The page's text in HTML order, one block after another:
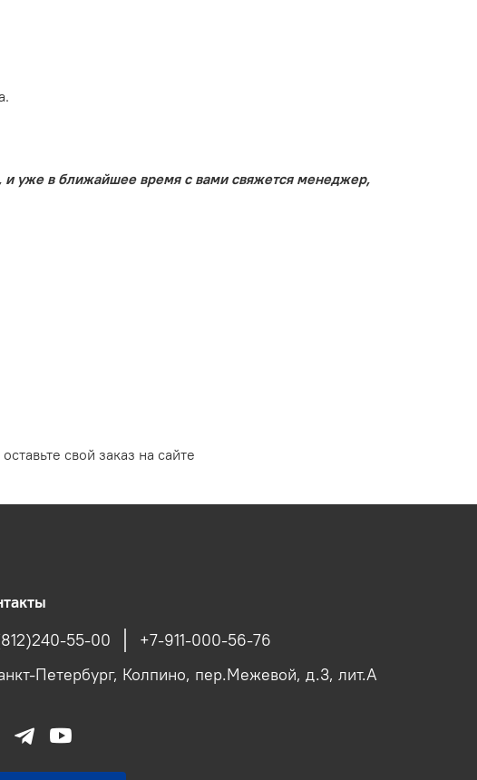
и уже в ближайшее время с вами свяжется менеджер,
свой заказ на сайте
55-00
+7-911-000-56-76
Петербург, Колпино, пер.Межевой, д.3, лит.А